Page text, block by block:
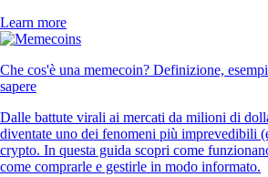
Learn more
Che cos'è una memecoin? Definizione,
sapere
Dalle battute virali ai mercati da milioni di
diventate uno dei fenomeni più imprevedibili
crypto. In questa guida scopri come
come comprarle e gestirle in modo informato.